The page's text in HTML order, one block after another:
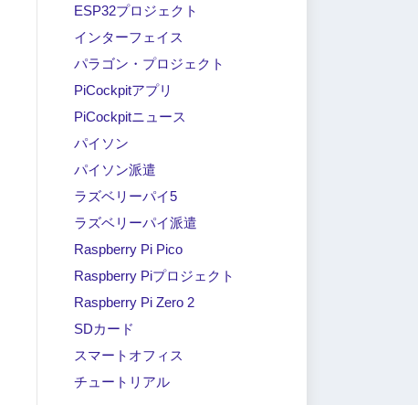
ESP32プロジェクト
インターフェイス
パラゴン・プロジェクト
PiCockpitアプリ
PiCockpitニュース
パイソン
パイソン派遣
ラズベリーパイ5
ラズベリーパイ派遣
Raspberry Pi Pico
Raspberry Piプロジェクト
Raspberry Pi Zero 2
SDカード
スマートオフィス
チュートリアル